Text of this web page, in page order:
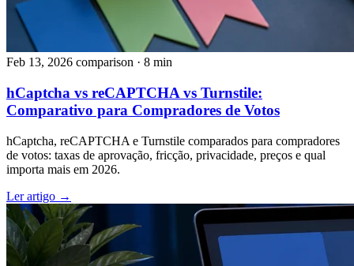
Feb 13, 2026 comparison · 8 min
hCaptcha vs reCAPTCHA vs Turnstile:
Comparativo para Compradores de Votos
hCaptcha, reCAPTCHA e Turnstile comparados para compradores
de votos: taxas de aprovação, fricção, privacidade, preços e qual
importa mais em 2026.
Ler artigo →